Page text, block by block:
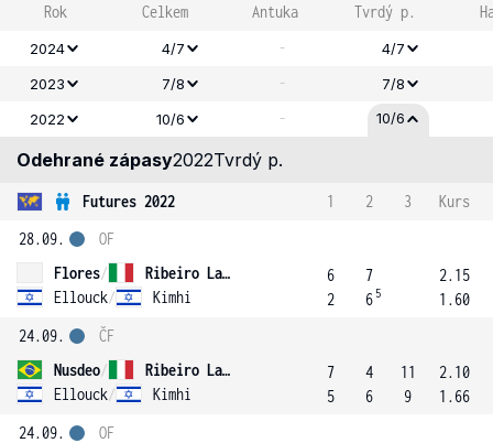
Rok Celkem Antuka Tvrdý p.
2024 4/7 -
4/7
2023
7/8 -
7/8
2022
10/6 - 10/6
Odehrané zápasy2022Tvrdý p.
Futures 2022 1 2 3
Kurs
28.09.
Flores/
Ribeiro Lago
Ellouck/ Kimhi
OF
6
2
7
6 5
2.15
1.60
24.09.
Nusdeo/
Ribeiro Lago
Ellouck/ Kimhi
ČF
7
5
4
6
11
9
2.10
1.66
24.09.
OF